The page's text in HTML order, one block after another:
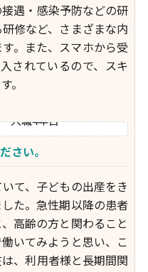
遇・感染予防などの研
修など、さまざまな内
。また、スマホから受
されているので、スキ
。
入職4年目
さい。
て、子どもの出産をき
た。急性期以降の患者
高齢の方と関わること
いてみようと思い、こ
、利用者様と長期間関